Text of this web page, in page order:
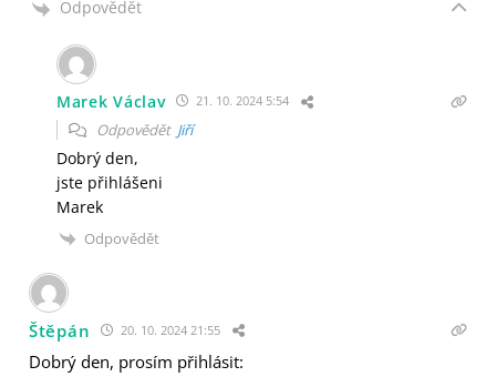
Odpovědět
Marek Václav 21. 10. 2024 5:54
Odpovědět Jiří
Dobrý den,
jste přihlášeni
Marek
Odpovědět
Štěpán 20. 10. 2024 21:55
Dobrý den, prosím přihlásit: